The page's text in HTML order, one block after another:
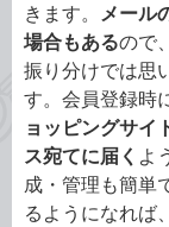
きます。 メール
場合もあるので
振り分けでは思
す。会員登録時
ョッピングサイ
ス宛てに届く よ
成・管理も簡単
るようになれば